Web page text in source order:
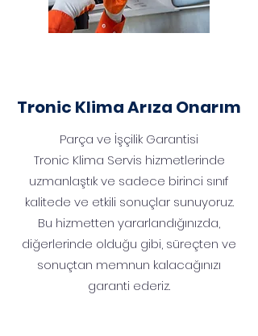
Tronic Klima Arıza Onarım
Parça ve İşçilik Garantisi
Tronic Klima Servis hizmetlerinde
uzmanlaştık ve sadece birinci sınıf
kalitede ve etkili sonuçlar sunuyoruz.
Bu hizmetten yararlandığınızda,
diğerlerinde olduğu gibi, süreçten ve
sonuçtan memnun kalacağınızı
garanti ederiz.